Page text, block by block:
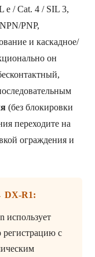
e / Cat. 4 / SIL 3,
PNP,
и каскадное/
он
(без блокировки
переходите на
ограждения и
DX-R1:
использует
с